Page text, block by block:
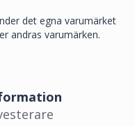
det egna varumärket
andras varumärken.